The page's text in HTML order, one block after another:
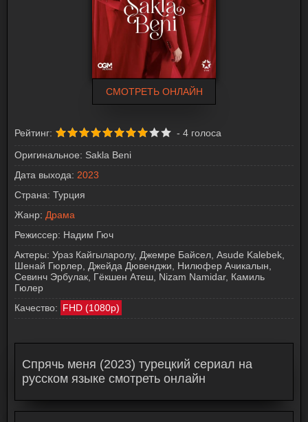
СМОТРЕТЬ ОНЛАЙН
Рейтинг: - 4 голоса
Оригинальное: Sakla Beni
Дата выхода: 2023
Страна: Турция
Жанр: Драма
Режиссер: Надим Гюч
Актеры: Ураз Кайгыларолу, Джемре Байсел, Asude Kalebek,
Шенай Гюрлер, Джейда Дювенджи, Нилюфер Ачикалын,
Севинч Эрбулак, Гёкшен Атеш, Nizam Namidar, Камиль
Гюлер
Качество: FHD (1080p)
Спрячь меня (2023) турецкий сериал на
русском языке смотреть онлайн